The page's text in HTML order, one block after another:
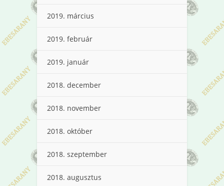
2019. március
2019. február
2019. január
2018. december
2018. november
2018. október
2018. szeptember
2018. augusztus